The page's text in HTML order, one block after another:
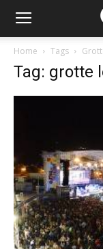
Home Tags
Tag: grotte